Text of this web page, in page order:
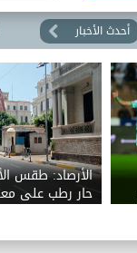
أحدث الأخبار
الأرصاد: طقس
حار رطب على
والعظمى على